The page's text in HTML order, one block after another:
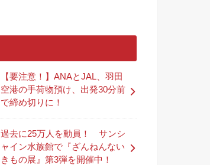
【要注意！】ANAとJAL、羽田
空港の手荷物預け、出発30分前
で締め切りに！
過去に25万人を動員！ サンシ
ャイン水族館で『ざんねんない
きもの展』第3弾を開催中！